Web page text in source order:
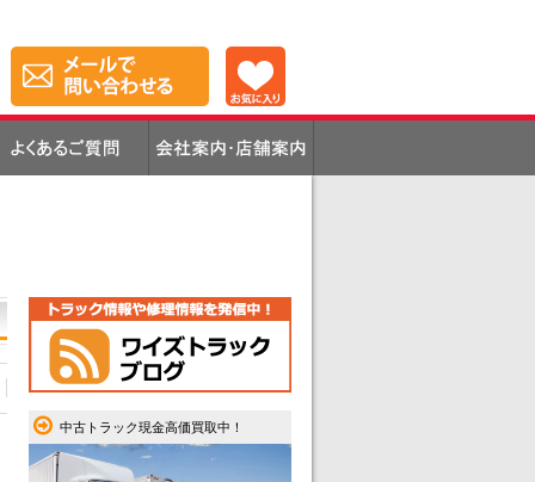
中古トラック現金高価買取中！